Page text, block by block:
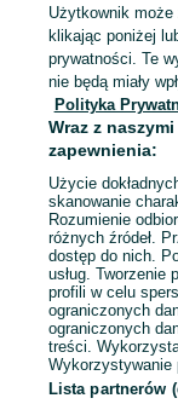
Mapa kategorii
Mapa miejscowości
Mapa ministron
Popularne
Użytkownik
klikając poniżej
prywatności. Te
nie będą miały
Polityka
Wraz z
zapewnienia:
Użycie
skanowanie
Rozumienie
różnych źródeł.
dostęp do nich.
usług. Tworzenie
profili w celu
ograniczonych
ograniczonych
treści.
Wykorzystywanie
Lista partnerów